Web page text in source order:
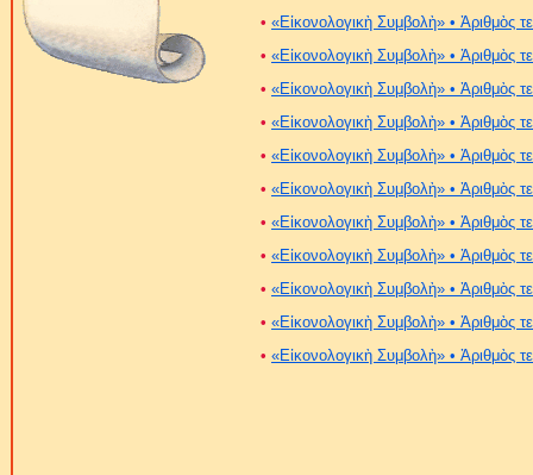
• «Εἰκονολογικὴ Συμβολὴ» • Ἀριθμὸς
• «Εἰκονολογικὴ Συμβολὴ» • Ἀριθμὸς
• «Εἰκονολογικὴ Συμβολὴ» • Ἀριθμὸς
• «Εἰκονολογικὴ Συμβολὴ» • Ἀριθμὸς
• «Εἰκονολογικὴ Συμβολὴ» • Ἀριθμὸς
• «Εἰκονολογικὴ Συμβολὴ» • Ἀριθμὸς
• «Εἰκονολογικὴ Συμβολὴ» • Ἀριθμὸς
• «Εἰκονολογικὴ Συμβολὴ» • Ἀριθμὸς
• «Εἰκονολογικὴ Συμβολὴ» • Ἀριθμὸς
• «Εἰκονολογικὴ Συμβολὴ» • Ἀριθμὸς
• «Εἰκονολογικὴ Συμβολὴ» • Ἀριθμὸς